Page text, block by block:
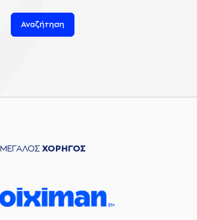
Αναζήτηση
ΜΕΓΑΛΟΣ ΧΟΡΗΓΟΣ